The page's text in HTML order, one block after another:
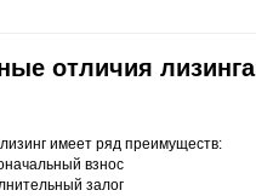
отличия лизинга
имеет ряд преимуществ:
взнос
залог